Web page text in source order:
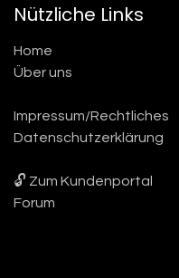
Nützliche Links
Home
Über uns
Impressum/Rechtliches
Datenschutzerklärung
🔓 Zum Kundenportal
Forum